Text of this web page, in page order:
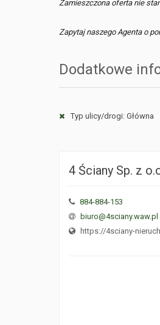
Zamieszczona oferta nie
Zapytaj naszego Agenta o
Dodatkowe
Typ ulicy/drogi: Główna
4 Ściany Sp. z
884-884-153
biuro@4sciany.waw.pl
https://4sciany-